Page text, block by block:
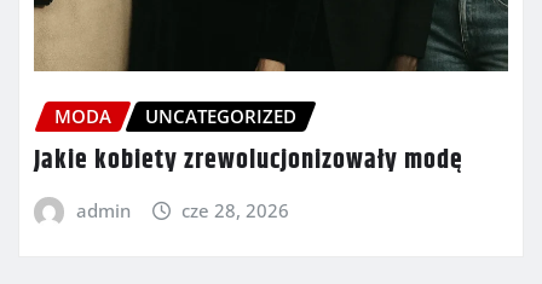
MODA UNCATEGORIZED
Jakie kobiety zrewolucjonizowały modę
admin cze 28, 2026